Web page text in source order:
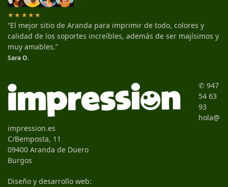
★★★★★
“El mejor sitio de Aranda para imprimir de todo, colores y
calidad de los soportes increíbles, además de ser majísimos y
muy amables.”
Sara O.
✆ 947
54 63
93
hola@
impression.es
C/Bemposta, 11
09400 Aranda de Duero
Burgos
Diseño y desarrollo web: